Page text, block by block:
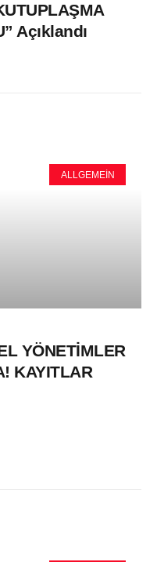
Açıklandı
ALLGEMEIN
YÖNETİMLER
KAYITLAR